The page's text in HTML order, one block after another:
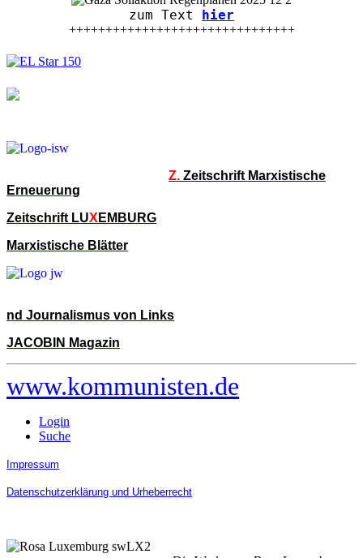
zum Text hier
+++++++++++++++++++++++++++++++
Z. Zeitschrift Marxistische
Erneuerung
Zeitschrift LUX EMBURG
Marxistische Blätter
nd Journalismus von Links
JACOBIN Magazin
www.kommunisten.de
Login
Suche
Impressum
Datenschutzerklärung und Urheberrecht